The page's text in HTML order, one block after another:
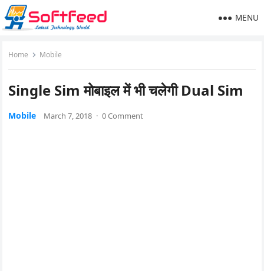
MENU
Home Mobile
Single Sim मोबाइल में भी चलेगी Dual Sim
Mobile March 7, 2018 · 0 Comment